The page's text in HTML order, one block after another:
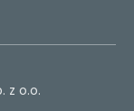
z o.o.